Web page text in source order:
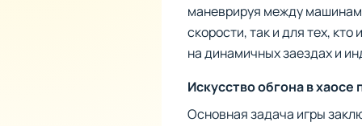
маневрируя между
скорости, так и для тех,
на динамичных заездах и
Искусство обгона в хаосе
Основная задача игры